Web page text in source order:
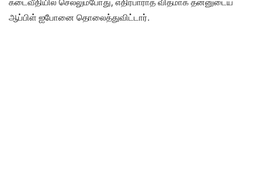
ஆப்பிள் ஐபோனை தொலைத்துவிட்டார்.